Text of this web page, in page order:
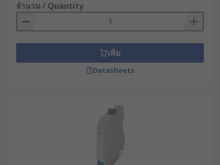
จำนวน / Quantity
เพิ่ม
Datasheets